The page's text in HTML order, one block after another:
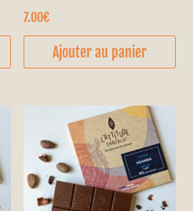
Ce
produit
variations.
options
peuvent
7.00€
Ajouter au panier